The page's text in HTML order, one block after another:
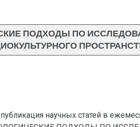
ПОДХОДЫ ПО
научных статей в